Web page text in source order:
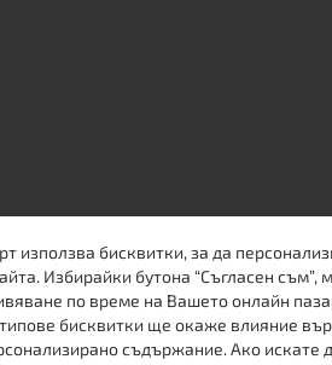
използва бисквитки, за да
Избирайки бутона “Съгласен
по време на Вашето онлайн
бисквитки ще окаже влияние
съдържание. Ако искате